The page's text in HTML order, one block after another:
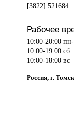
[3822] 521684
Рабочее
10:00-20:00
10:00-19:00 сб
10:00-18:00 вс
Россия, г.